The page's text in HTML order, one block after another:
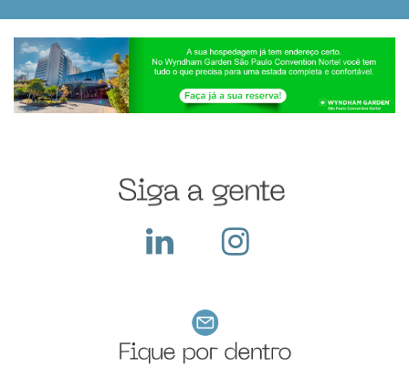
estão revelando um
cheio de opor...
essencial para
potencializar vendas,
fortalecer parcerias e
atrair novos clientes
em um dos períodos...